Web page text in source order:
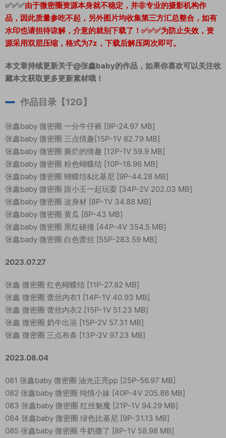
✅✅✅由于微密圈资源本身就不稳定，并非专业的摄影机构作
品，因此质量参吃不起，另外图片均收集第三方汇总整合，如有
水印也请担待谅解，介意的就别下载了！✅✅✅为防止失效，资
源采用双层压缩，格式为7z，下载后解压两次即可。
本文章持续更新关于@张鑫baby的作品，如果你喜欢可以关注收
藏本文获取更多更新素材哦！
作品目录【12G】
张鑫baby 微密圈 一分牛仔裤 [9P-24.97 MB]
张鑫baby 微密圈 三点情趣[15P-1V 82.79 MB]
张鑫baby 微密圈 撕烂的情趣 [12P-1V 59.9 MB]
张鑫baby 微密圈 粉色蝴蝶结 [10P-18.96 MB]
张鑫baby 微密圈 蝴蝶结&比基尼 [9P-44.28 MB]
张鑫baby 微密圈 跟小王一起玩耍 [34P-2V 202.03 MB]
张鑫baby 微密圈 这身材 [8P-1V 34.88 MB]
张鑫baby 微密圈 黄瓜 [8P-43 MB]
张鑫baby 微密圈 黑红碰撞 [44P-4V 354.5 MB]
张鑫bady 微密圈 白色蕾丝 [55P-283.59 MB]
2023.07.27
张鑫 微密圈 红色蝴蝶结 [11P-27.82 MB]
张鑫 微密圈 蕾丝内衣1 [14P-1V 40.93 MB]
张鑫 微密圈 蕾丝内衣2 [15P-1V 51.23 MB]
张鑫 微密圈 奶牛出浴 [15P-2V 57.31 MB]
张鑫 微密圈 三点布条 [13P-2V 97.23 MB]
2023.08.04
081 张鑫baby 微密圈 油光正亮pp [25P-56.97 MB]
082 张鑫baby 微密圈 纯情小妹 [40P-4V 205.86 MB]
083 张鑫baby 微密圈 红丝魅魔 [21P-1V 94.29 MB]
084 张鑫baby 微密圈 绿色比基尼 [9P-31.13 MB]
085 张鑫baby 微密圈 牛奶撒了 [8P-1V 58.98 MB]